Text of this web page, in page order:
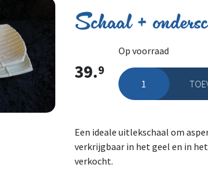
Schaal +
39.9
Op voorraad
Schaal +
Een ideale uitlekschaal om
verkrijgbaar in het geel en in
verkocht.